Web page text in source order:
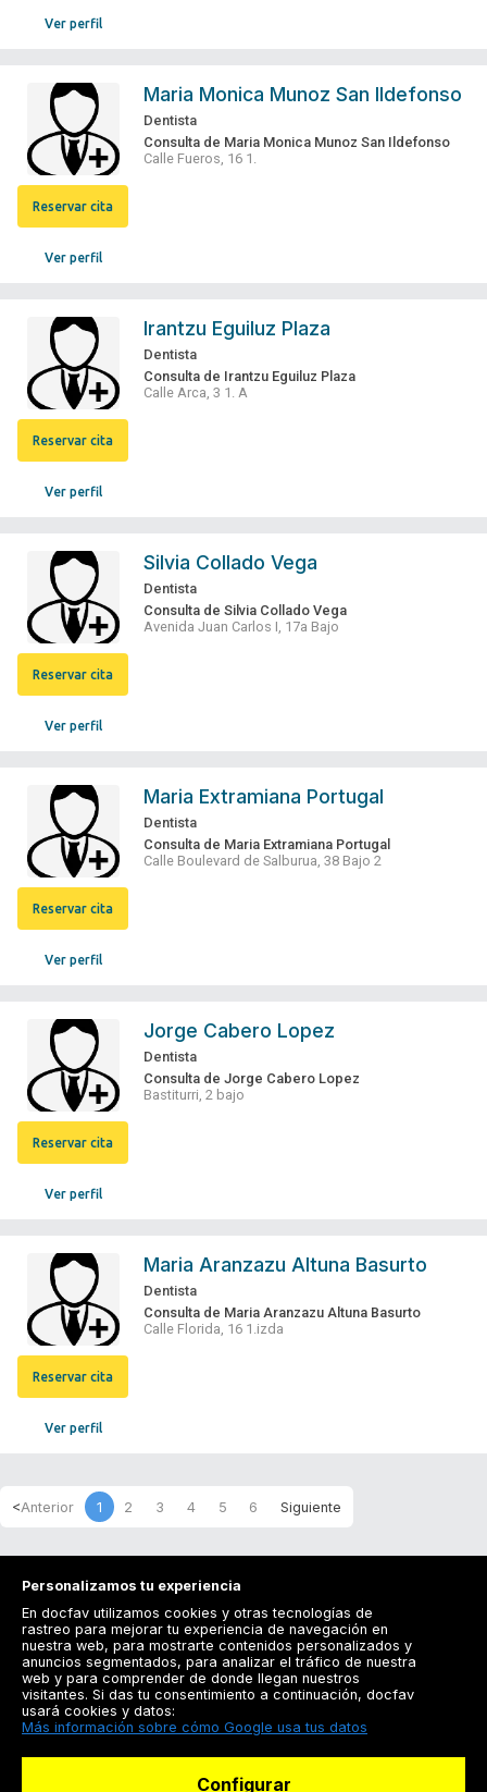
Ver perfil
Ver perfil
Reservar cita
Maria Monica Munoz San Ildefonso
Dentista
Consulta de Maria Monica Munoz San Ildefonso
Calle Fueros, 16 1.
Ver perfil
Reservar cita
Irantzu Eguiluz Plaza
Dentista
Consulta de Irantzu Eguiluz Plaza
Calle Arca, 3 1. A
Ver perfil
Reservar cita
Silvia Collado Vega
Dentista
Consulta de Silvia Collado Vega
Avenida Juan Carlos I, 17a Bajo
Ver perfil
Reservar cita
Maria Extramiana Portugal
Dentista
Consulta de Maria Extramiana Portugal
Calle Boulevard de Salburua, 38 Bajo 2
Ver perfil
Reservar cita
Jorge Cabero Lopez
Dentista
Consulta de Jorge Cabero Lopez
Bastiturri, 2 bajo
Ver perfil
Reservar cita
Maria Aranzazu Altuna Basurto
Dentista
Consulta de Maria Aranzazu Altuna Basurto
Calle Florida, 16 1.izda
1 2 3 4 5 6
Registrarse
Docfav
Personalizamos tu experiencia
En docfav utilizamos cookies y otras tecnologías de
rastreo para mejorar tu experiencia de navegación en
nuestra web, para mostrarte contenidos personalizados y
anuncios segmentados, para analizar el tráfico de nuestra
web y para comprender de donde llegan nuestros
visitantes. Si das tu consentimiento a continuación, docfav
usará cookies y datos:
Más información sobre cómo Google usa tus datos
Configurar